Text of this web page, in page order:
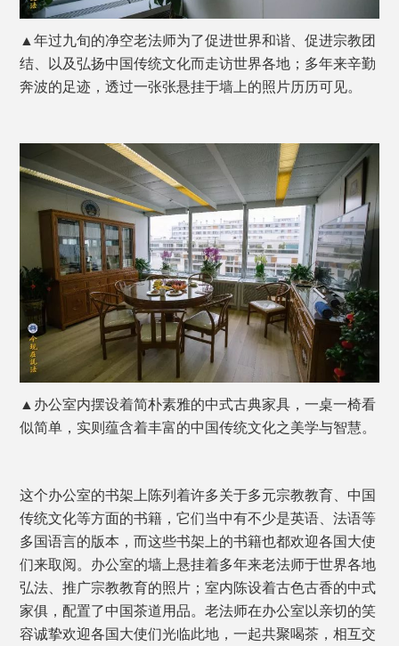
▲年过九旬的净空老法师为了促进世界和谐、促进宗教团
结、以及弘扬中国传统文化而走访世界各地；多年来辛勤
奔波的足迹，透过一张张悬挂于墙上的照片历历可见。
▲办公室内摆设着简朴素雅的中式古典家具，一桌一椅看
似简单，实则蕴含着丰富的中国传统文化之美学与智慧。
这个办公室的书架上陈列着许多关于多元宗教教育、中国
传统文化等方面的书籍，它们当中有不少是英语、法语等
多国语言的版本，而这些书架上的书籍也都欢迎各国大使
们来取阅。办公室的墙上悬挂着多年来老法师于世界各地
弘法、推广宗教教育的照片；室内陈设着古色古香的中式
家俱，配置了中国茶道用品。老法师在办公室以亲切的笑
容诚挚欢迎各国大使们光临此地，一起共聚喝茶，相互交